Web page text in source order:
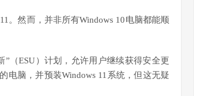
。然而，并非所有Windows 10电脑都能顺
（ESU）计划，允许用户继续获得安全更
电脑，并预装Windows 11系统，但这无疑